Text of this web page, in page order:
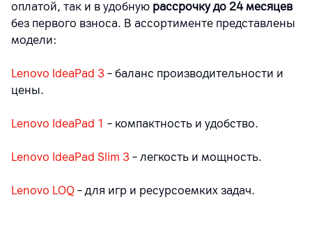
оплатой, так и в удобную рассрочку до 24 месяцев
без первого взноса. В ассортименте представлены
модели:
Lenovo IdeaPad 3 – баланс производительности и
цены.
Lenovo IdeaPad 1 – компактность и удобство.
Lenovo IdeaPad Slim 3 – легкость и мощность.
Lenovo LOQ – для игр и ресурсоемких задач.